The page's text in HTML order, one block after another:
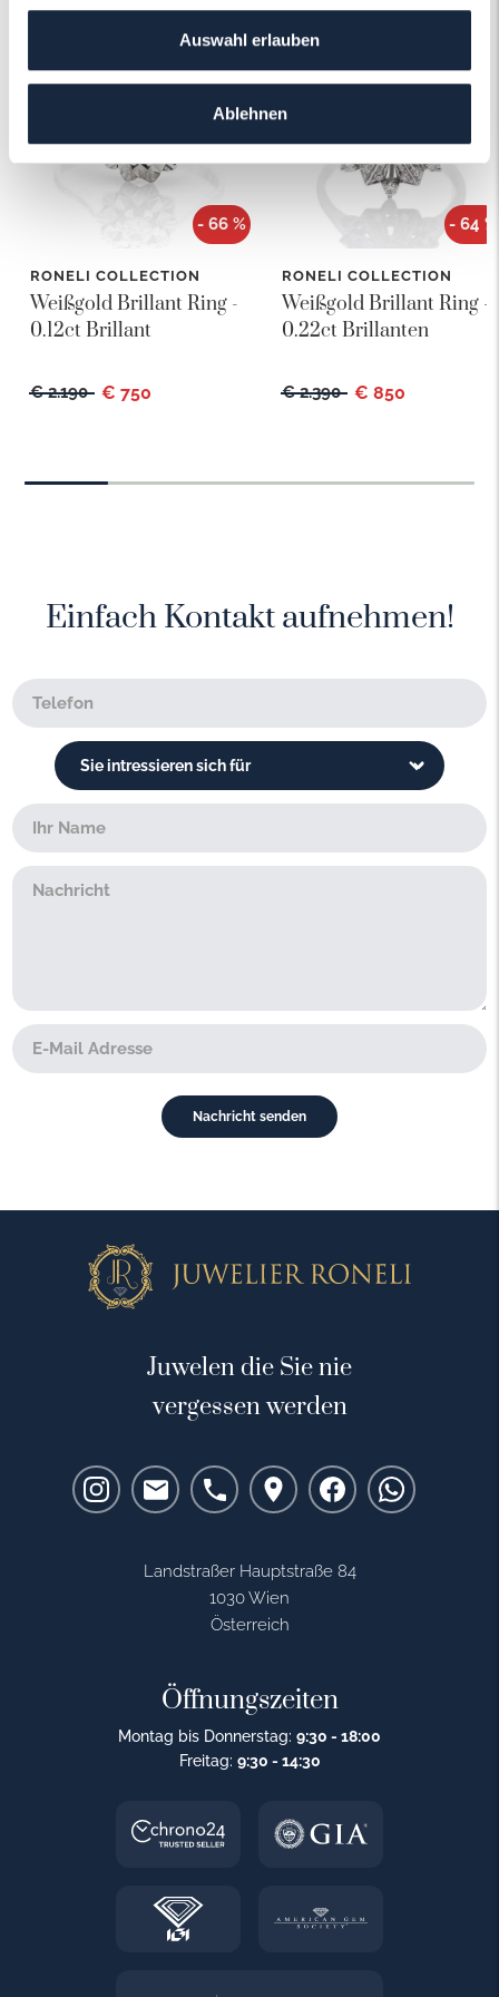
Auswahl erlauben
Ablehnen
- 66 %
RONELI COLLECTION
Weißgold Brillant Ring -
0.12ct Brillant
€ 2.190 € 750
- 64 %
RONELI COLLECTION
Weißgold Brillant Ring -
0.22ct Brillanten
€ 2.390 € 850
Einfach Kontakt aufnehmen!
Juwelen die Sie nie
vergessen werden
Landstraßer Hauptstraße 84
1030 Wien
Österreich
Öffnungszeiten
Montag bis Donnerstag: 9:30 - 18:00
Freitag: 9:30 - 14:30